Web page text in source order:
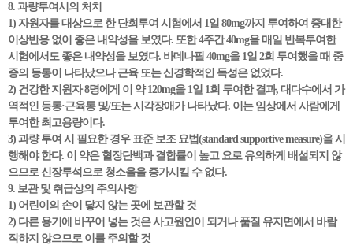
8. 과량투여시의 처치
1) 자원자를 대상으로 한 단회투여 시험에서 1일 80mg까지 투여하여 중대한
이상반응 없이 좋은 내약성을 보였다. 또한 4주간 40mg을 매일 반복투여한
시험에서도 좋은 내약성을 보였다. 바데나필 40mg을 1일 2회 투여했을 때 중
증의 등통이 나타났으나 근육 또는 신경학적인 독성은 없었다.
2) 건강한 지원자 8명에게 이 약 120mg을 1일 1회 투여한 결과, 대다수에서 가
역적인 등통·근육통 및/또는 시각장애가 나타났다. 이는 임상에서 사람에게
투여한 최고용량이다.
3) 과량 투여 시 필요한 경우 표준 보조 요법(standard supportive measure)을 시
행해야 한다. 이 약은 혈장단백과 결합률이 높고 요로 유의하게 배설되지 않
으므로 신장투석으로 청소율을 증가시킬 수 없다.
9. 보관 및 취급상의 주의사항
1) 어린이의 손이 닿지 않는 곳에 보관할 것
2) 다른 용기에 바꾸어 넣는 것은 사고원인이 되거나 품질 유지면에서 바람
직하지 않으므로 이를 주의할 것